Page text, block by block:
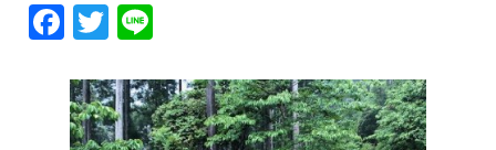
Facebook
Twitter